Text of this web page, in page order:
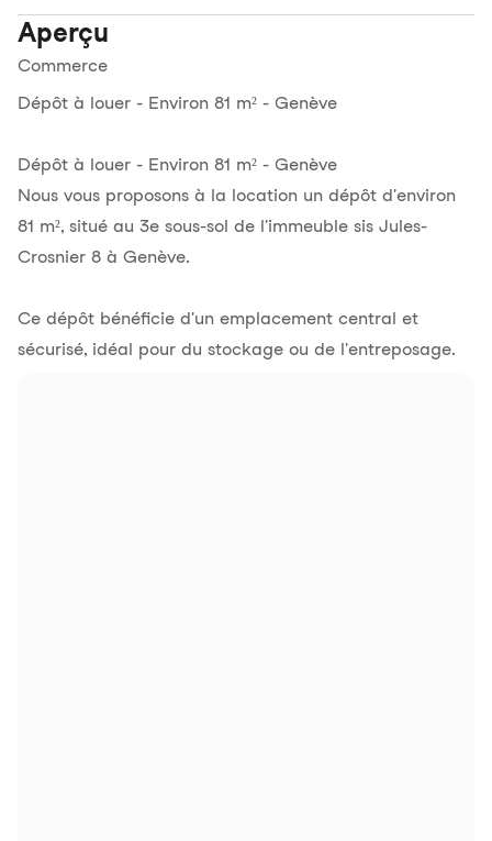
Aperçu
Commerce
Dépôt à louer - Environ 81 m² - Genève
Dépôt à louer - Environ 81 m² - Genève
Nous vous proposons à la location un dépôt d'environ
81 m², situé au 3e sous-sol de l'immeuble sis Jules-
Crosnier 8 à Genève.
Ce dépôt bénéficie d'un emplacement central et
sécurisé, idéal pour du stockage ou de l'entreposage.